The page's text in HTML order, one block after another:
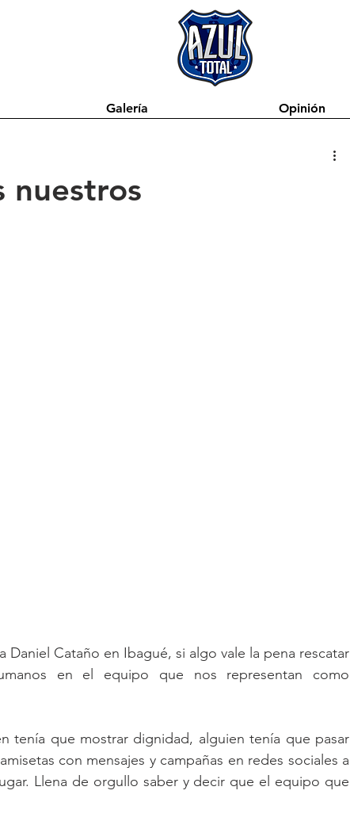
Galería Opinión
nuestros
Cataño en Ibagué, si algo vale la pena rescatar
en el equipo que nos representan como
tenía que mostrar dignidad, alguien tenía que pasar
con mensajes y campañas en redes sociales a
Llena de orgullo saber y decir que el equipo que